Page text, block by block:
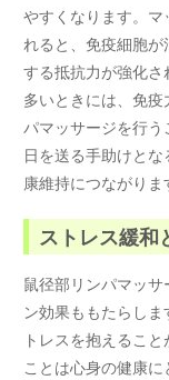
やすくなります。
れると、免疫細胞
する抵抗力が強化
多いときには、免
パマッサージを行
日を送る手助けと
康維持につながりま
ストレス緩和
鼠径部リンパマッ
ン効果ももたらし
トレスを抱えるこ
ことは心身の健康